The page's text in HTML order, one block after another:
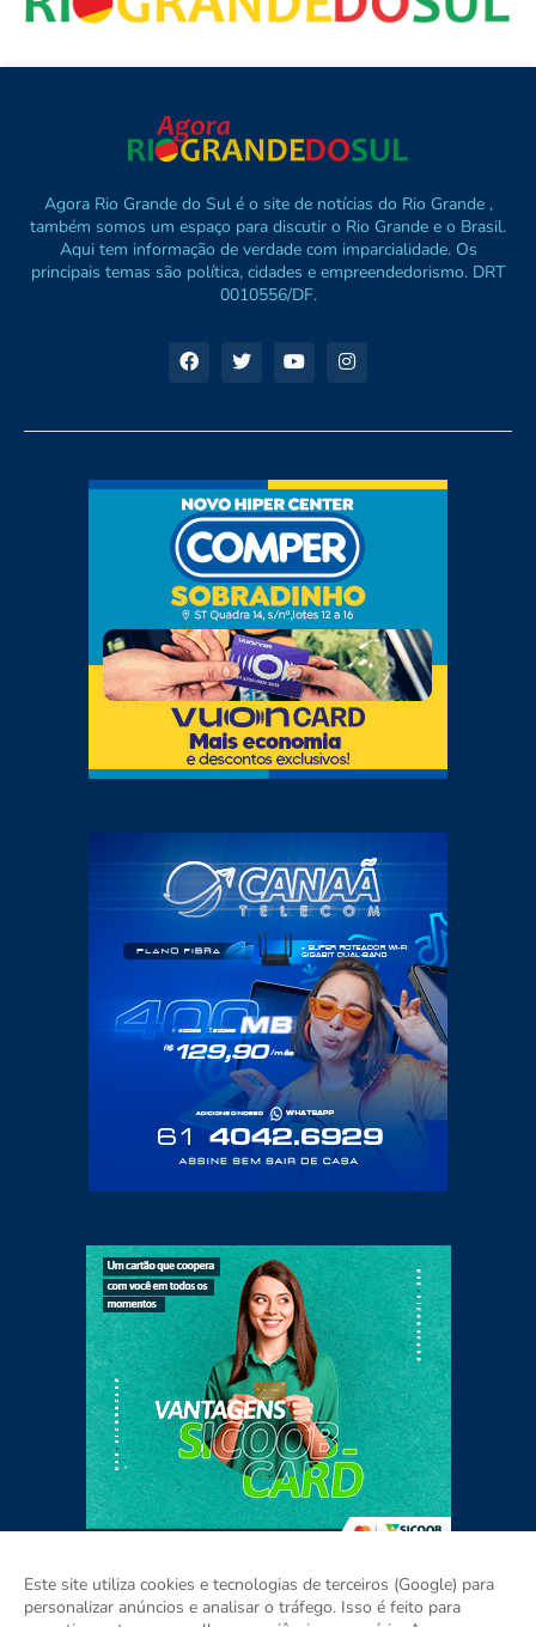
Agora Rio Grande do Sul é o site de notícias do Rio Grande ,
também somos um espaço para discutir o Rio Grande e o Brasil.
Aqui tem informação de verdade com imparcialidade. Os
principais temas são política, cidades e empreendedorismo. DRT
0010556/DF.
Este site utiliza cookies e tecnologias de terceiros (Google) para
personalizar anúncios e analisar o tráfego. Isso é feito para